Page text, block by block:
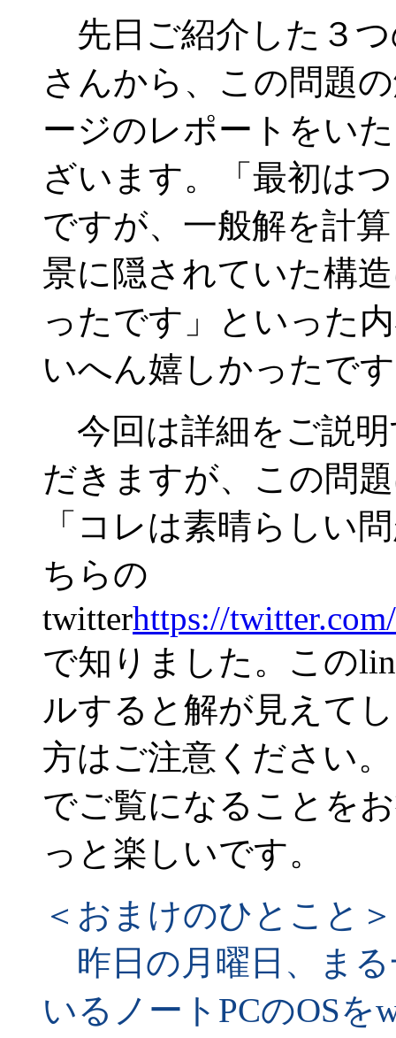
先日ご紹介した３つ
さんから、この問題
ージのレポートをい
ざいます。「最初は
ですが、一般解を計
景に隠されていた構
ったです」といった
いへん嬉しかったで
今回は詳細をご説
だきますが、この問
「コレは素晴らしい
ちらの
twitterhttps://
で知りました。この
ルすると解が見えて
方はご注意ください
でご覧になることを
っと楽しいです。
＜おまけのひとこと＞
昨日の月曜日、ま
いるノートPCのOSを